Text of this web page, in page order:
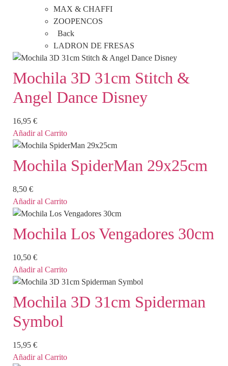
MAX & CHAFFI
ZOOPENCOS
Back
LADRON DE FRESAS
Mochila 3D 31cm Stitch &
Angel Dance Disney
16,95 €
Añadir al Carrito
Mochila SpiderMan 29x25cm
8,50 €
Añadir al Carrito
Mochila Los Vengadores 30cm
10,50 €
Añadir al Carrito
Mochila 3D 31cm Spiderman
Symbol
15,95 €
Añadir al Carrito